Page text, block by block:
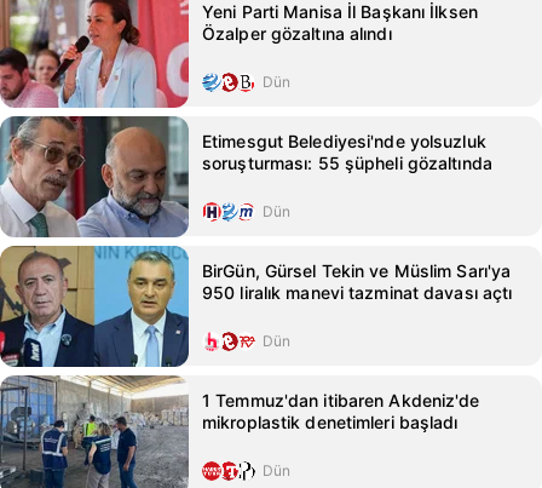
Yeni Parti Manisa İl Başkanı İlksen
Özalper gözaltına alındı
Dün
Etimesgut Belediyesi'nde yolsuzluk
soruşturması: 55 şüpheli gözaltında
Dün
BirGün, Gürsel Tekin ve Müslim Sarı'ya
950 liralık manevi tazminat davası açtı
Dün
1 Temmuz'dan itibaren Akdeniz'de
mikroplastik denetimleri başladı
Dün